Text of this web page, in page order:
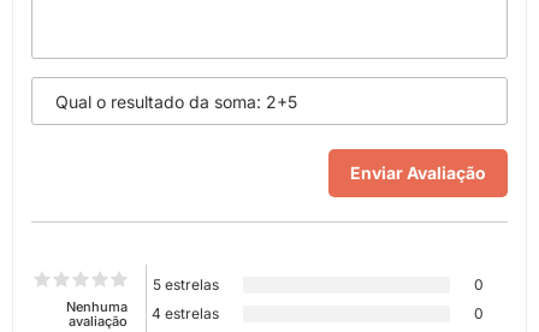
Nenhuma
avaliação
5 estrelas
0
4 estrelas
0